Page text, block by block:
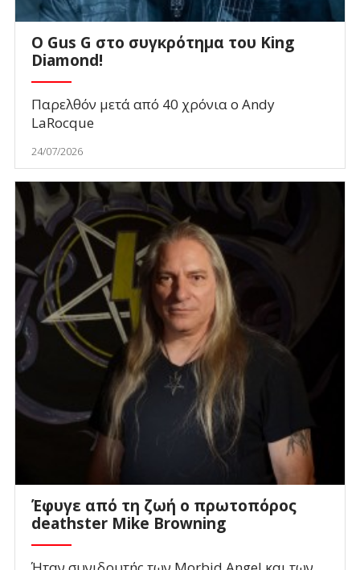
O Gus G στο συγκρότημα του King
Diamond!
Παρελθόν μετά από 40 χρόνια ο Andy
LaRocque
24/07/2026
Έφυγε από τη ζωή ο πρωτοπόρος
deathster Mike Browning